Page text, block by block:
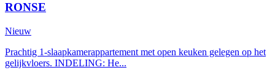
RONSE
Nieuw
Prachtig 1-slaapkamerappartement met open keuken gelegen op het
gelijkvloers. INDELING: He...